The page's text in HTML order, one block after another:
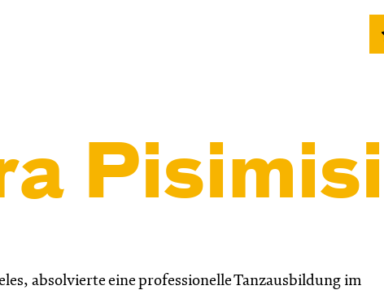
Pisimisi
absolvierte eine professionelle Tanzausbildung im